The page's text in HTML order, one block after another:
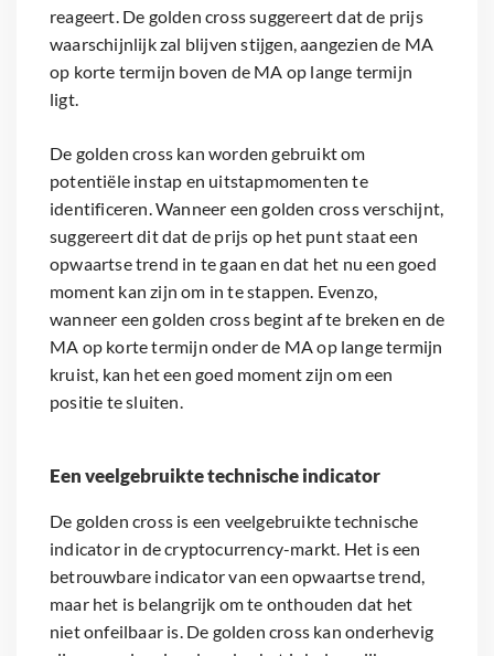
reageert. De golden cross suggereert dat de prijs
waarschijnlijk zal blijven stijgen, aangezien de MA
op korte termijn boven de MA op lange termijn
ligt.
De golden cross kan worden gebruikt om
potentiële instap en uitstapmomenten te
identificeren. Wanneer een golden cross verschijnt,
suggereert dit dat de prijs op het punt staat een
opwaartse trend in te gaan en dat het nu een goed
moment kan zijn om in te stappen. Evenzo,
wanneer een golden cross begint af te breken en de
MA op korte termijn onder de MA op lange termijn
kruist, kan het een goed moment zijn om een
positie te sluiten.
Een veelgebruikte technische indicator
De golden cross is een veelgebruikte technische
indicator in de cryptocurrency-markt. Het is een
betrouwbare indicator van een opwaartse trend,
maar het is belangrijk om te onthouden dat het
niet onfeilbaar is. De golden cross kan onderhevig